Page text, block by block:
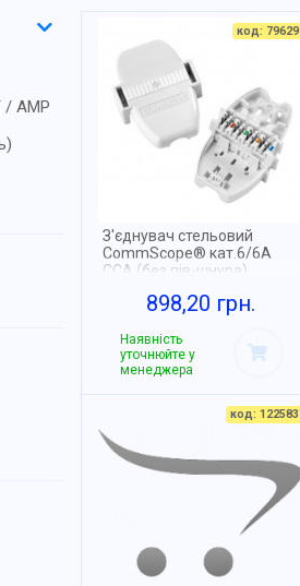
/ AMP
код: 79629
З'єднувач стельовий
CommScope® кат.6/6A
CCA (без пів-шнура)
898,20 грн.
Наявність
уточнюйте у
менеджера
код: 122583